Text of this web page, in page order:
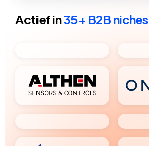
Actief in35+ B2B niches